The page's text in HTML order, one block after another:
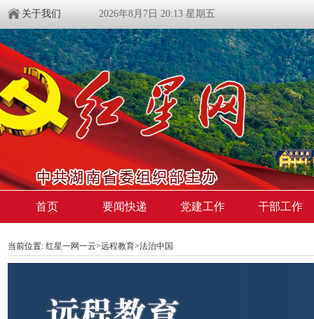
关于我们 2026年8月7日 20:13 星期五
首页 要闻快递 党建工作 干部工作
当前位置: 红星一网一云>远程教育>法治中国